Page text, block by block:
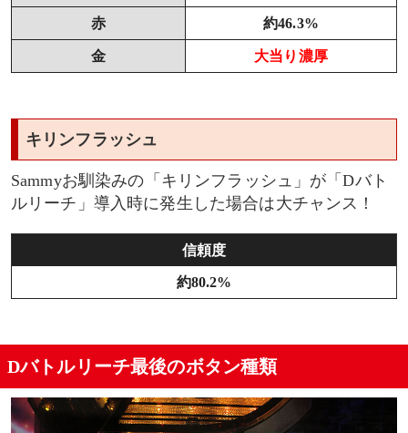
赤 約46.3%
金 大当り濃厚
キリンフラッシュ
Sammyお馴染みの「キリンフラッシュ」が「Dバト
ルリーチ」導入時に発生した場合は大チャンス！
信頼度
約80.2%
Dバトルリーチ最後のボタン種類